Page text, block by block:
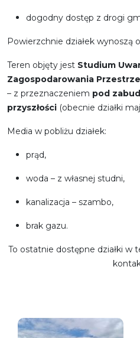
dogodny dostęp z drogi
Powierzchnie działek wynoszą
Teren objęty jest Studium
Zagospodarowania
– z przeznaczeniem pod
przyszłości (obecnie działki
Media w pobliżu działek:
prąd,
woda – z własnej studni,
kanalizacja – szambo,
brak gazu.
To ostatnie dostępne działki w